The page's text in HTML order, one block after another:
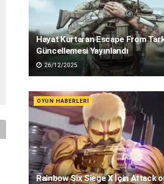
Hayat Kurtaran Escape From
Güncellemesi Yayınlandı
26/12/2025
OYUN HABERLERI
Rainbow Six Siege X İçin Attack